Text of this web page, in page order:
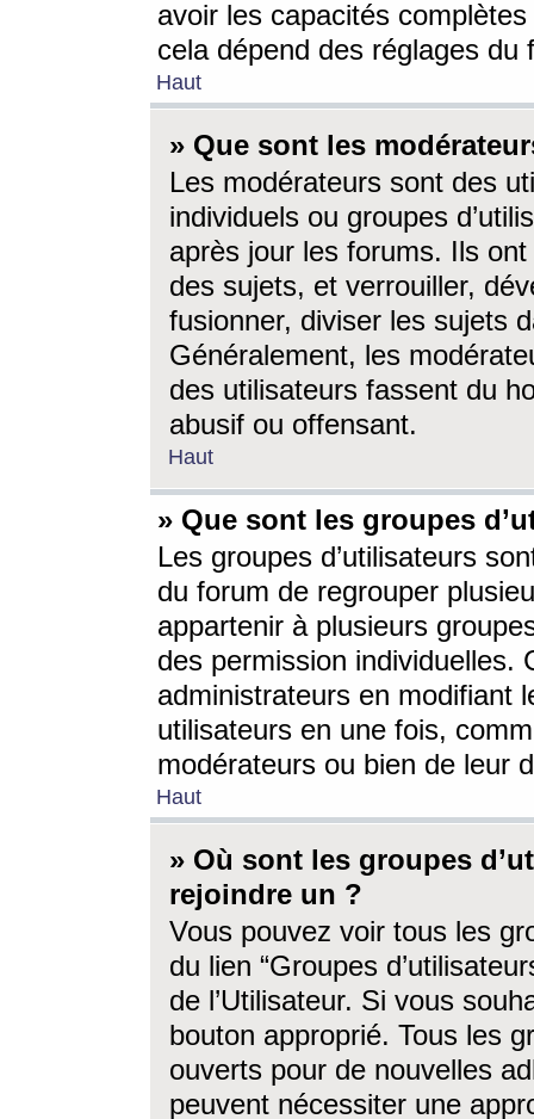
avoir les capacités
cela dépend des réglages du
Haut
» Que sont les
Les modérateurs sont des
individuels ou groupes
après jour les forums. Ils ont
des sujets, et verrouiller,
fusionner, diviser les sujets
Généralement, les
des utilisateurs fassent du
abusif ou offensant.
Haut
» Que sont les groupes
Les groupes d’utilisateurs
du forum de regrouper
appartenir à plusieurs
des permission individuelles.
administrateurs en modifiant
utilisateurs en une fois,
modérateurs ou bien de leur
Haut
» Où sont les groupes
rejoindre un ?
Vous pouvez voir tous les
du lien “Groupes
de l’Utilisateur. Si vous
bouton approprié. Tous les
ouverts pour de nouvelles
peuvent nécessiter une